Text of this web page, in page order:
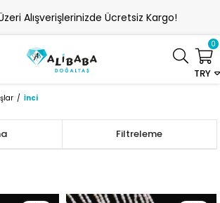
Alışverişlerinizde Ücretsiz Kargo!
TRY
0
İnci
Filtreleme